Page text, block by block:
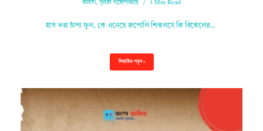
কবিতা,সুনীল গঙ্গোপাধ্যায় 1 Min Read
হাত ভরা চাঁপা ফুল, কে এনেছে রুপোলি শিকলসে কি বিকেলের…
বিস্তারিত পড়ুন »